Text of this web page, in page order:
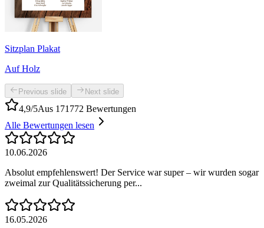
Sitzplan Plakat
Auf Holz
Previous slide Next slide
4,9/5Aus 171772 Bewertungen
Alle Bewertungen lesen
10.06.2026
Absolut empfehlenswert! Der Service war super – wir wurden sogar
zweimal zur Qualitätssicherung per...
16.05.2026